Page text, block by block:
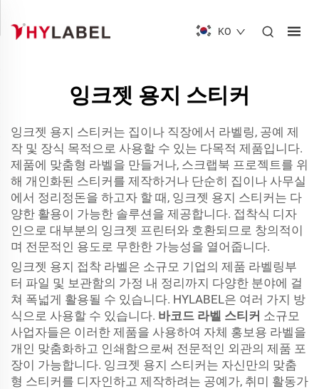
KO
잉크젯 용지 스티커
잉크젯 용지 스티커는 집이나 직장에서 라벨링, 공예 제
작 및 장식 목적으로 사용할 수 있는 다목적 제품입니다.
제품에 맞춤형 라벨을 만들거나, 스크랩북 프로젝트를 위
해 개인화된 스티커를 제작하거나 단순히 집이나 사무실
에서 정리정돈을 하고자 할 때, 잉크젯 용지 스티커는 다
양한 활용이 가능한 솔루션을 제공합니다. 접착식 디자
인으로 대부분의 잉크젯 프린터와 호환되므로 창의적이
며 전문적인 용도로 무한한 가능성을 열어줍니다.
잉크젯 용지 접착 라벨은 소규모 기업의 제품 라벨링부
터 파일 및 보관함의 가정 내 정리까지 다양한 분야에 걸
쳐 폭넓게 활용될 수 있습니다. HYLABEL은 여러 가지 방
식으로 사용할 수 있습니다. 바코드 라벨 스티커 소규모
사업자들은 이러한 제품을 사용하여 자체 홍보용 라벨을
개인 맞춤화하고 인쇄함으로써 전문적인 외관의 제품 포
장이 가능합니다. 잉크젯 용지 스티커는 자신만의 맞춤
형 스티커를 디자인하고 제작하려는 공예가, 취미 활동가